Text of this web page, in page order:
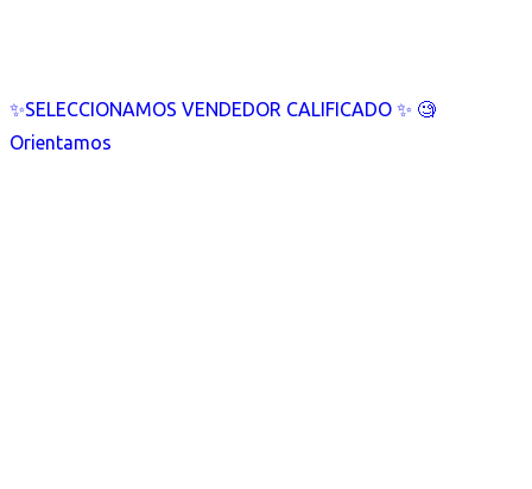
✨SELECCIONAMOS VENDEDOR CALIFICADO ✨ 🧐
Orientamos